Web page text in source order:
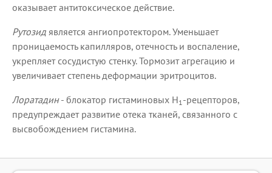
оказывает антитоксическое действие.
Рутозид является ангиопротектором. Уменьшает
проницаемость капилляров, отечность и воспаление,
укрепляет сосудистую стенку. Тормозит агрегацию и
увеличивает степень деформации эритроцитов.
Лоратадин- блокатор гистаминовых Н1 -рецепторов,
предупреждает развитие отека тканей, связанного с
высвобождением гистамина.